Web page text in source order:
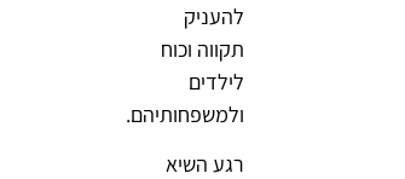
להעניק
תקווה וכוח
לילדים
ולמשפחותיהם.
רגע השיא